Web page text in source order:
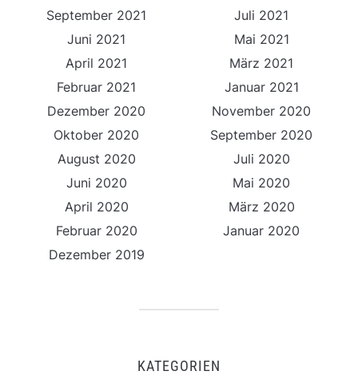
September 2021
Juli 2021
Juni 2021
Mai 2021
April 2021
März 2021
Februar 2021
Januar 2021
Dezember 2020
November 2020
Oktober 2020
September 2020
August 2020
Juli 2020
Juni 2020
Mai 2020
April 2020
März 2020
Februar 2020
Januar 2020
Dezember 2019
KATEGORIEN